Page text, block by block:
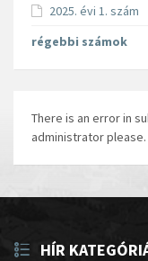
2025. évi 1. szám
régebbi számok
There is an error in
administrator please.
HÍR